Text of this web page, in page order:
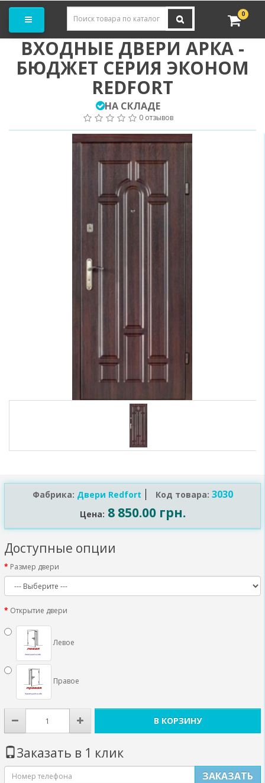
0
ВХОДНЫЕ ДВЕРИ АРКА -
БЮДЖЕТ СЕРИЯ ЭКОНОМ
REDFORT
НА СКЛАДЕ
0 отзывов
Фабрика: Двери Redfort Код товара: 3030
Цена: 8 850.00 грн.
Доступные опции
Размер двери
Открытие двери
Левое
Правое
В КОРЗИНУ
Заказать в 1 клик
ЗАКАЗАТЬ